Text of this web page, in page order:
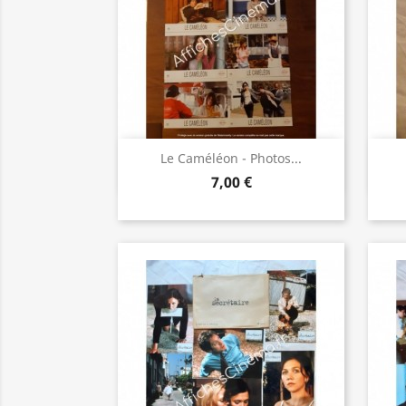
Le Caméléon - Photos...
7,00 €
Aperçu rapide